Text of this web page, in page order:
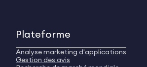
Plateforme
Analyse marketing d'applications
Gestion des avis